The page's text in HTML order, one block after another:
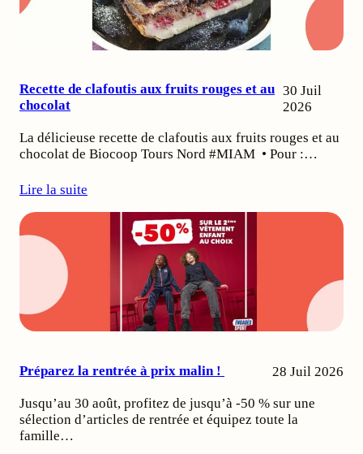
Recette de clafoutis aux fruits rouges et au
chocolat
30 Juil
2026
La délicieuse recette de clafoutis aux fruits rouges et au
chocolat de Biocoop Tours Nord #MIAM • Pour :…
Lire la suite
Préparez la rentrée à prix malin ! 28 Juil 2026
Jusqu’au 30 août, profitez de jusqu’à -50 % sur une
sélection d’articles de rentrée et équipez toute la
famille…